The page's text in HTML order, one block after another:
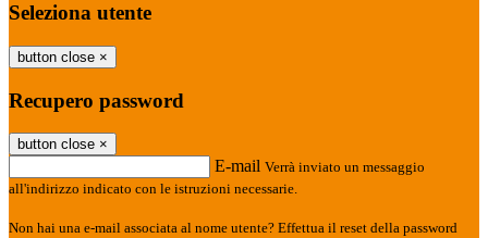
Seleziona utente
button close ×
Recupero password
button close ×
E-mail Verrà inviato un messaggio
all'indirizzo indicato con le istruzioni necessarie.
Non hai una e-mail associata al nome utente? Effettua il reset della password